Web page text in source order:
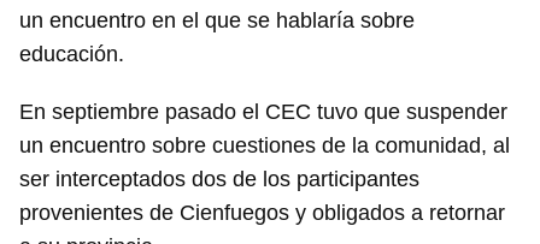
un encuentro en el que se hablaría sobre
educación.
En septiembre pasado el CEC tuvo que suspender
un encuentro sobre cuestiones de la comunidad, al
ser interceptados dos de los participantes
provenientes de Cienfuegos y obligados a retornar